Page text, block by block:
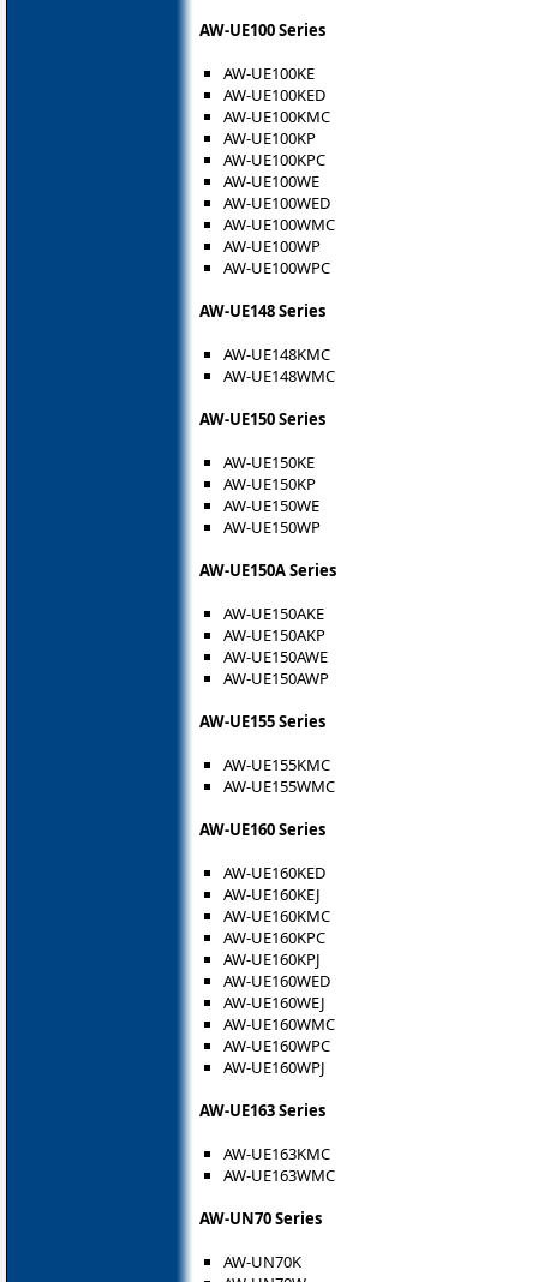
AW-UE100 Series
AW-UE100KE
AW-UE100KED
AW-UE100KMC
AW-UE100KP
AW-UE100KPC
AW-UE100WE
AW-UE100WED
AW-UE100WMC
AW-UE100WP
AW-UE100WPC
AW-UE148 Series
AW-UE148KMC
AW-UE148WMC
AW-UE150 Series
AW-UE150KE
AW-UE150KP
AW-UE150WE
AW-UE150WP
AW-UE150A Series
AW-UE150AKE
AW-UE150AKP
AW-UE150AWE
AW-UE150AWP
AW-UE155 Series
AW-UE155KMC
AW-UE155WMC
AW-UE160 Series
AW-UE160KED
AW-UE160KEJ
AW-UE160KMC
AW-UE160KPC
AW-UE160KPJ
AW-UE160WED
AW-UE160WEJ
AW-UE160WMC
AW-UE160WPC
AW-UE160WPJ
AW-UE163 Series
AW-UE163KMC
AW-UE163WMC
AW-UN70 Series
AW-UN70K